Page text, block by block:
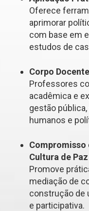
Oferece
aprimorar
com base em
estudos de
Corpo
Professores
acadêmica e
gestão
humanos e
Compromisso
Cultura de Paz
Promove
mediação de
construção de
e participativa.